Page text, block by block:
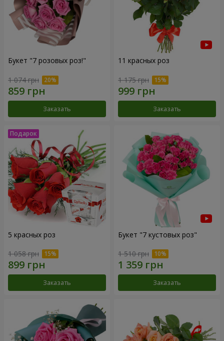
Букет "7 розовых роз!"
1 074 грн
Заказать
11 красных роз
1 175 грн
Заказать
5 красных роз
1 058 грн
Заказать
Букет "7 кустовых роз"
1 510 грн
Заказать